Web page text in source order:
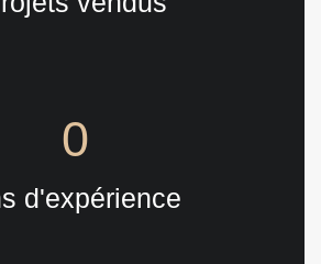
d'expérience
0